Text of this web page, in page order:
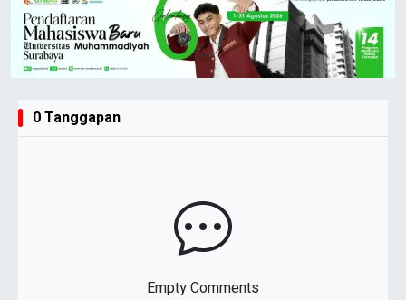
0 Tanggapan
Empty Comments